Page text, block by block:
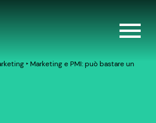
‣ Marketing e PMI: può bastare un